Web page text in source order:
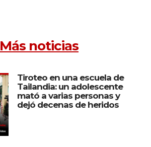
Más noticias
Tiroteo en una escuela de
Tailandia: un adolescente
mató a varias personas y
dejó decenas de heridos